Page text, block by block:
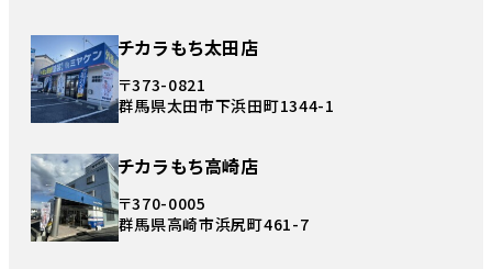
チカラもち太田店
〒373-0821
群馬県太田市下浜田町1344-1
チカラもち高崎店
〒370-0005
群馬県高崎市浜尻町461-7